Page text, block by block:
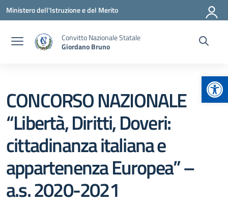
Vai ai contenuti
Vai al menu di navigazione
Vai al footer
Ministero dell'Istruzione e del Merito
Convitto Nazionale Statale
Giordano Bruno
CONCORSO NAZIONALE
“Libertà, Diritti, Doveri:
cittadinanza italiana e
appartenenza Europea” –
a.s. 2020-2021